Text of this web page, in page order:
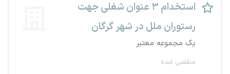
استخدام ۳ عنوان شغلی جهت
رستوران ملل در شهر گرگان
یک مجموعه معتبر
منقضی شده